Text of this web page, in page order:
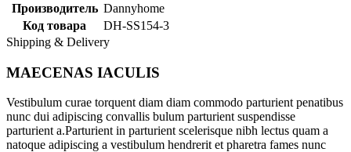
Производитель Dannyhome
Код товара
DH-SS154-3
Shipping & Delivery
MAECENAS IACULIS
Vestibulum curae torquent diam diam commodo parturient penatibus
nunc dui adipiscing convallis bulum parturient suspendisse
parturient a.Parturient in parturient scelerisque nibh lectus quam a
natoque adipiscing a vestibulum hendrerit et pharetra fames nunc